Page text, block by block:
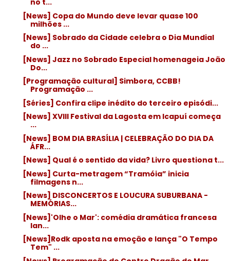
no t...
[News] Copa do Mundo deve levar quase 100
milhões ...
[News] Sobrado da Cidade celebra o Dia Mundial
do ...
[News] Jazz no Sobrado Especial homenageia João
Do...
[Programação cultural] Simbora, CCBB!
Programação ...
[Séries] Confira clipe inédito do terceiro episódi...
[News] XVIII Festival da Lagosta em Icapuí começa
...
[News] BOM DIA BRASÍLIA | CELEBRAÇÃO DO DIA DA
ÁFR...
[News] Qual é o sentido da vida? Livro questiona t...
[News] Curta-metragem “Tramóia” inicia
filmagens n...
[News] DISCONCERTOS E LOUCURA SUBURBANA -
MEMÓRIAS...
[News]'Olhe o Mar': comédia dramática francesa
lan...
[News]Rodk aposta na emoção e lança "O Tempo
Tem" ...